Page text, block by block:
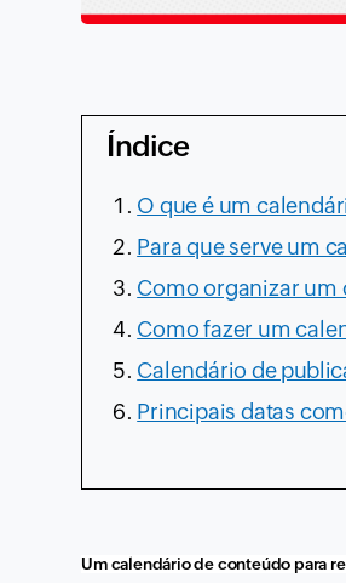
Índice
O que é um
Para que serve um
Como organizar um
Como fazer um
Calendário de
Principais datas
Um calendário de conteúdo para